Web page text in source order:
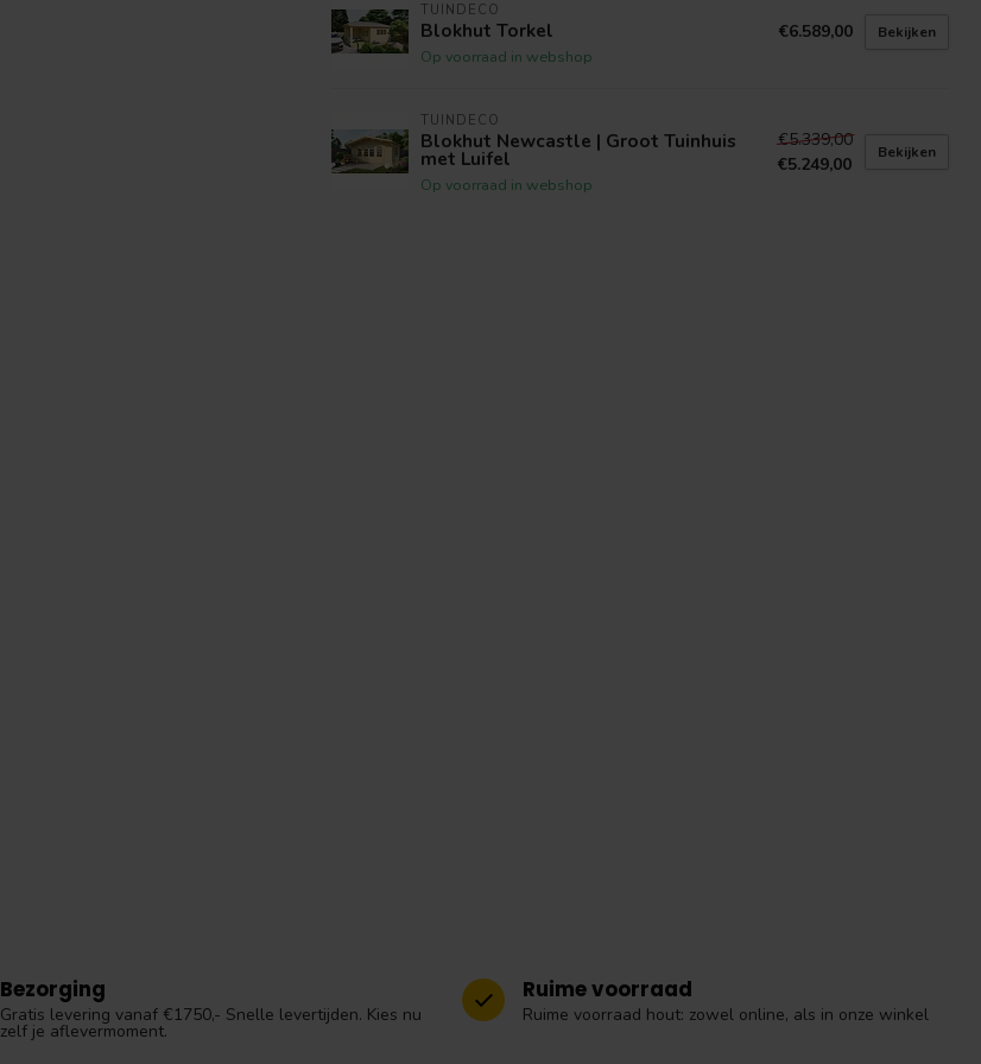
TUINDECO
Blokhut Torkel
Op voorraad in webshop
€6.589,00 Bekijken
TUINDECO
Blokhut Newcastle | Groot Tuinhuis
met Luifel
Op voorraad in webshop
€5.339,00
€5.249,00
Bekijken
Bezorging
Gratis levering vanaf €1750,- Snelle levertijden. Kies nu
zelf je aflevermoment.
Ruime voorraad
Ruime voorraad hout: zowel online, als in onze winkel